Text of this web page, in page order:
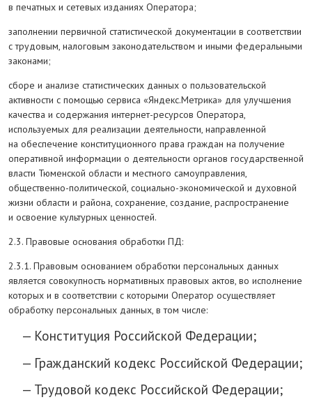
в печатных и сетевых изданиях Оператора;
заполнении первичной статистической документации в соответствии
с трудовым, налоговым законодательством и иными федеральными
законами;
сборе и анализе статистических данных о пользовательской
активности с помощью сервиса «Яндекс.Метрика» для улучшения
качества и содержания интернет-ресурсов Оператора,
используемых для реализации деятельности, направленной
на обеспечение конституционного права граждан на получение
оперативной информации о деятельности органов государственной
власти Тюменской области и местного самоуправления,
общественно-политической, социально-экономической и духовной
жизни области и района, сохранение, создание, распространение
и освоение культурных ценностей.
2.3. Правовые основания обработки ПД:
2.3.1. Правовым основанием обработки персональных данных
является совокупность нормативных правовых актов, во исполнение
которых и в соответствии с которыми Оператор осуществляет
обработку персональных данных, в том числе:
Конституция Российской Федерации;
Гражданский кодекс Российской Федерации;
Трудовой кодекс Российской Федерации;